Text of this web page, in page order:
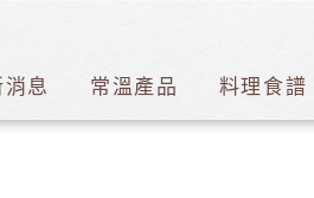
息 常溫產品 料理食譜